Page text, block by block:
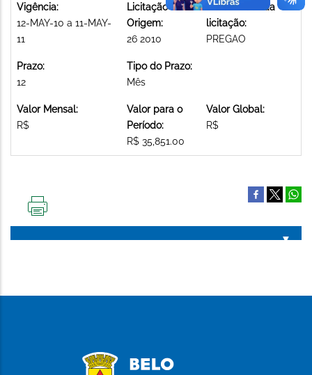
Vigência:
12-MAY-10 a 11-MAY-
11
Licitação de
Origem:
26 2010
Modalidade da
licitação:
PREGAO
Prazo:
12
Tipo do Prazo:
Mês
Valor Mensal:
R$
Valor para o
Período:
R$ 35,851.00
Valor Global:
R$
PÁGINA